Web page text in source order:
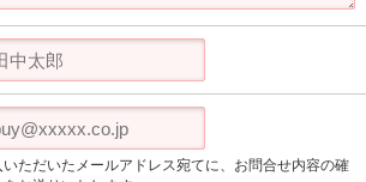
ただいたメールアドレス宛てに、お問合せ内容の確